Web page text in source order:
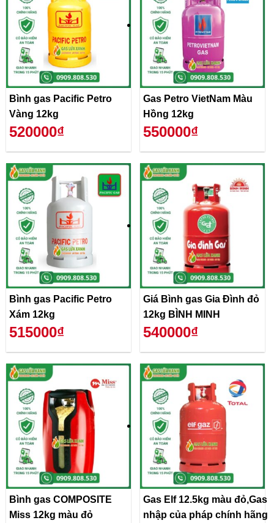
Bình gas Pacific Petro
Vàng 12kg
520000₫
Gas Petro VietNam Màu
Hồng 12kg
550000₫
Bình gas Pacific Petro
Xám 12kg
515000₫
Giá Bình gas Gia Đình đỏ
12kg BÌNH MINH
540000₫
Bình gas COMPOSITE
Miss 12kg màu đỏ
Gas Elf 12.5kg màu đỏ,Gas
nhập của pháp chính hãng